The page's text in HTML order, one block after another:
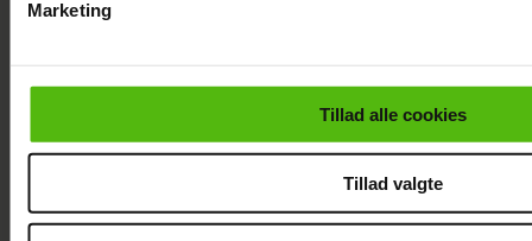
cookiepolitik.
Marketing
Tillad alle cookies
Tillad valgte